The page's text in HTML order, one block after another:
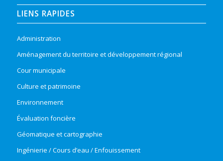
LIENS RAPIDES
Administration
Aménagement du territoire et développement régional
Cour municipale
Culture et patrimoine
Environnement
Évaluation foncière
Géomatique et cartographie
Ingénierie / Cours d’eau / Enfouissement